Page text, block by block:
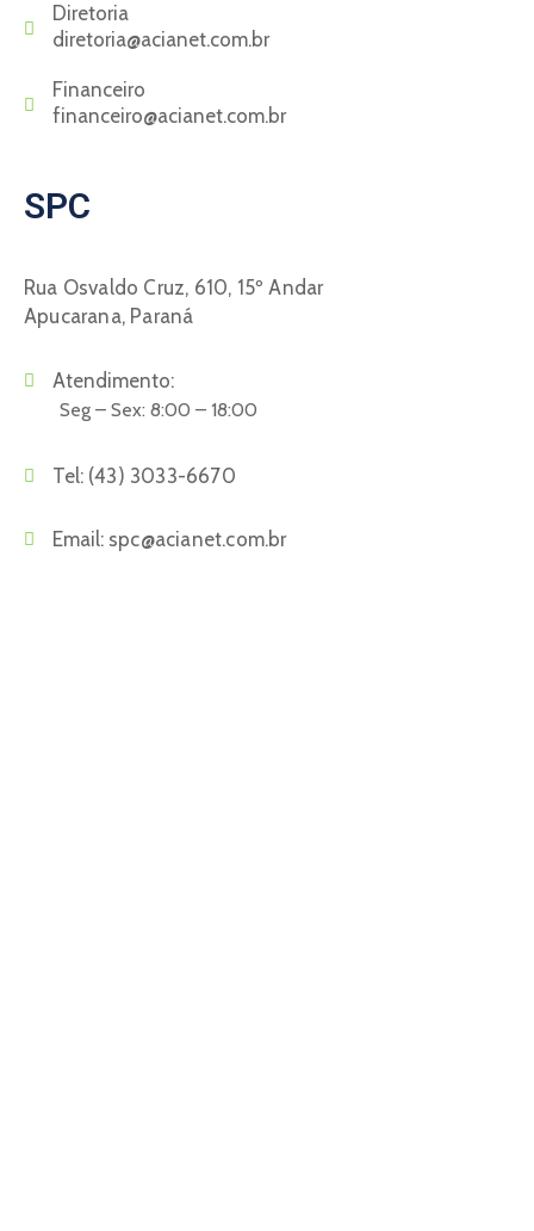
Diretoria
diretoria@acianet.com.br
Financeiro
financeiro@acianet.com.br
SPC
Rua Osvaldo Cruz, 610, 15º Andar
Apucarana, Paraná
Atendimento:
Seg – Sex: 8:00 – 18:00
Tel: (43) 3033-6670
Email: spc@acianet.com.br